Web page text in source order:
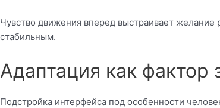
Чувство движения вперед выстраивает желание
стабильным.
Адаптация как фактор
Подстройка интерфейса под особенности